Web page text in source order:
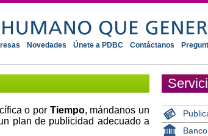
Novedades Únete a PDBC Contáctanos
o por Tiempo, mándanos un
plan de publicidad adecuado a